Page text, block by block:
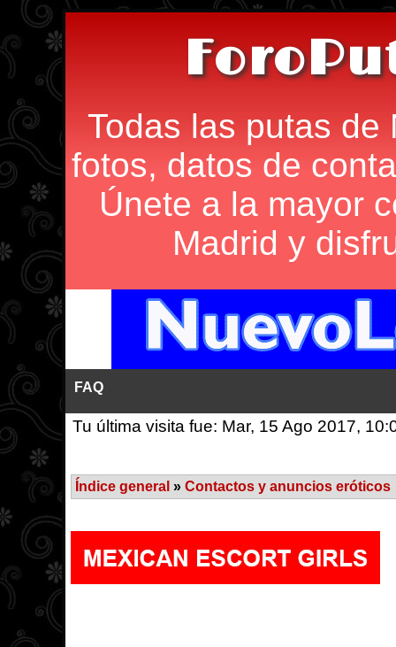
Todas las putas de
fotos, datos de
Únete a la mayor
Madrid y
FAQ
Tu última visita fue: Mar, 15 Ago 2017,
Índice general » Contactos y anuncios eróticos